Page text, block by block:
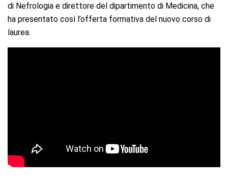
di Nefrologia e direttore del dipartimento di Medicina, che
ha presentato così l’offerta formativa del nuovo corso di
laurea.